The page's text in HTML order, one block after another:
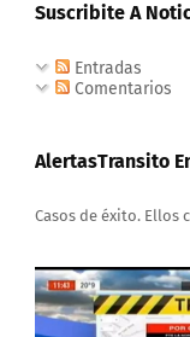
Suscribite A
Entradas
Comentarios
AlertasTransito
Casos de éxito. Ellos